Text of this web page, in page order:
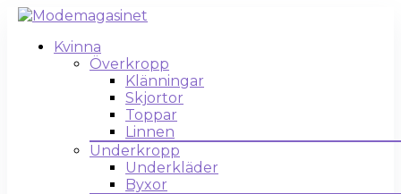
Kvinna
Överkropp
Klänningar
Skjortor
Toppar
Linnen
Underkropp
Underkläder
Byxor